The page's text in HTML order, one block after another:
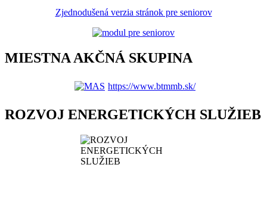
Zjednodušená verzia stránok pre seniorov
MIESTNA AKČNÁ SKUPINA
https://www.btmmb.sk/
ROZVOJ ENERGETICKÝCH SLUŽIEB